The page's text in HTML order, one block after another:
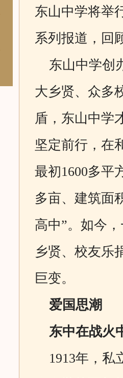
东山中学将举
系列报道，回
东山中学创
大乡贤、众多
盾，东山中学
坚定前行，在
最初1600多平
多亩、建筑面
高中”。如今
乡贤、校友乐
巨变。
爱国思潮
东中在战火
1913年，私